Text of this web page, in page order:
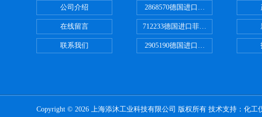
公司介绍
在线留言
联系我们
2868570德国进口菲尼克斯电源
712233德国进口菲尼克斯断路器
2905190德国进口菲尼克斯继电器
Copyright © 2026 上海添沐工业科技有限公司 版权所有 技术支持： 化工